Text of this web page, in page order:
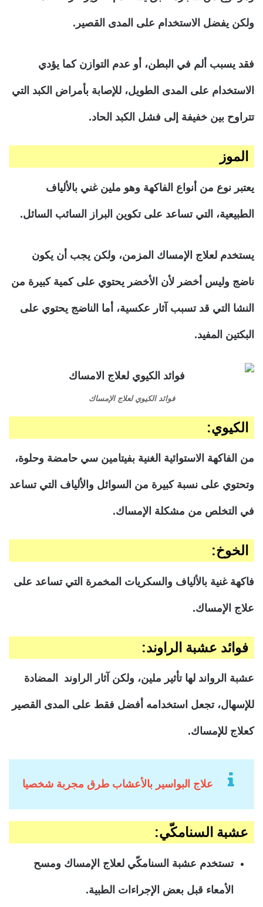
ولكن يفضل الاستخدام على المدى القصير.
فقد يسبب ألم في البطن، أو عدم التوازن كما يؤدي
الاستخدام على المدى الطويل، للإصابة بأمراض الكبد التي
تتراوح بين خفيفة إلى فشل الكبد الحاد.
الموز
يعتبر نوع من أنواع الفاكهة وهو ملين غني بالألياف
الطبيعية، التي تساعد على تكوين البراز السائب السائل.
يستخدم لعلاج الإمساك المزمن، ولكن يجب أن يكون
ناضج وليس أخضر لأن الأخضر يحتوي على كمية كبيرة من
النشا التي قد تسبب آثار عكسية، أما الناضج يحتوي على
البكتين المفيد.
فوائد الكيوي لعلاج الإمساك
الكيوي:
من الفاكهة الاستوائية الغنية بفيتامين سي حامضة وحلوة،
وتحتوي على نسبة كبيرة من السوائل والألياف التي تساعد
في التخلص من مشكلة الإمساك.
الخوخ:
فاكهة غنية بالألياف والسكريات المخمرة التي تساعد على
علاج الإمساك.
فوائد عشبة الراوند:
عشبة الرواند لها تأثير ملين، ولكن آثار الراوند المضادة
للإسهال، تجعل استخدامه أفضل فقط على المدى القصير
كعلاج للإمساك.
علاج البواسير بالأعشاب طرق مجربة شخصيا
عشبة السنامكّي:
تستخدم عشبة السنامكّي لعلاج الإمساك ومسح
الأمعاء قبل بعض الإجراءات الطبية.